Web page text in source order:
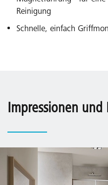
Reinigung
Schnelle, einfach
Impressionen und